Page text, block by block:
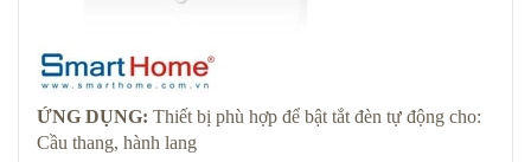
ỨNG DỤNG: Thiết bị phù hợp để bật tắt đèn tự động cho:
Cầu thang, hành lang